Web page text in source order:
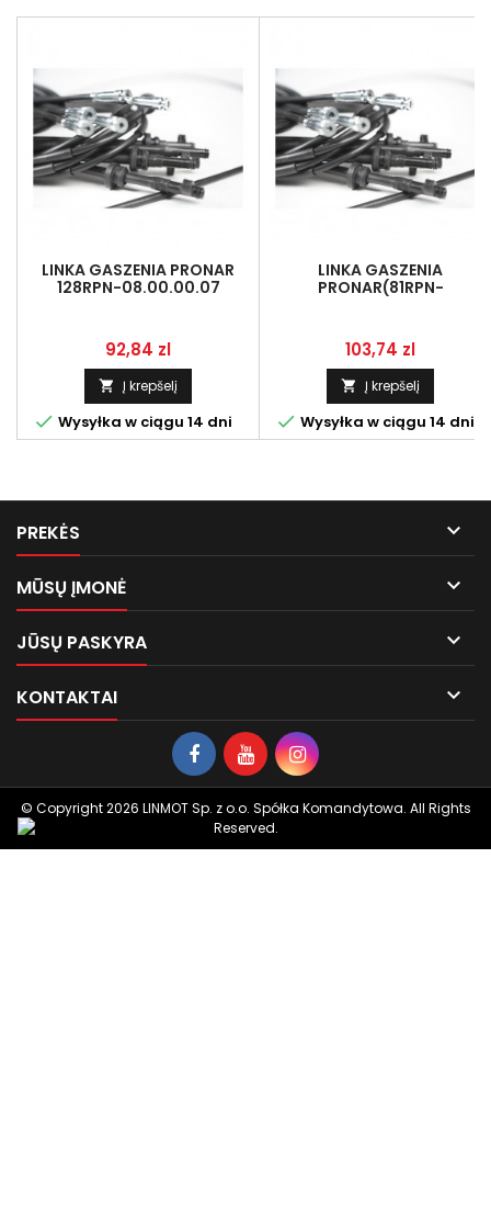
LINKA GASZENIA PRONAR
128RPN-08.00.00.07
Kaina
92,84 zl
 Į krepšelį
 Wysyłka w ciągu 14 dni
LINKA GASZENIA
PRONAR(81RPN-
Kaina
103,74 zl
 Į krepšelį
 Wysyłka w ciągu 14 dni
PREKĖS 
MŪSŲ ĮMONĖ 
JŪSŲ PASKYRA 
KONTAKTAI 
© Copyright 2026 LINMOT Sp. z o.o. Spółka Komandytowa. All Rights
Reserved.